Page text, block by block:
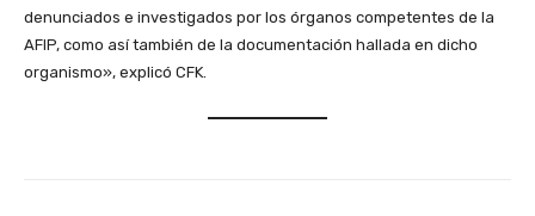
denunciados e investigados por los órganos competentes de la
AFIP, como así también de la documentación hallada en dicho
organismo», explicó CFK.